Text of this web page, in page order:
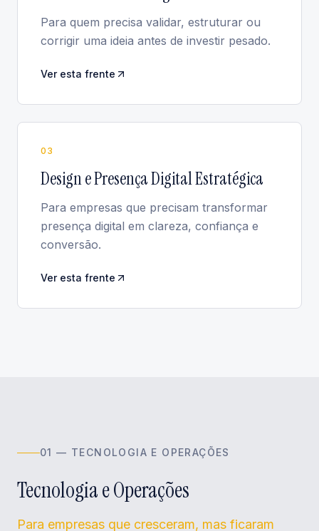
Para quem precisa validar, estruturar ou
corrigir uma ideia antes de investir pesado.
Ver esta frente
0 3
Design e Presença Digital Estratégica
Para empresas que precisam transformar
presença digital em clareza, confiança e
conversão.
Ver esta frente
01 — TECNOLOGIA E OPERAÇÕES
Tecnologia e Operações
Para empresas que cresceram, mas ficaram